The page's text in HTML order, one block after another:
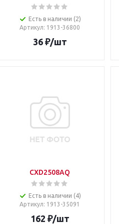
Есть в наличии (2)
Артикул: 1913-36800
36₽/шт
CXD2508AQ
Есть в наличии (4)
Артикул: 1913-35091
162 ₽/шт